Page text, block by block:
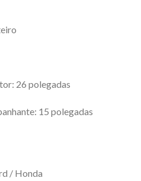
: 26 polegadas
: 15 polegadas
/ Honda